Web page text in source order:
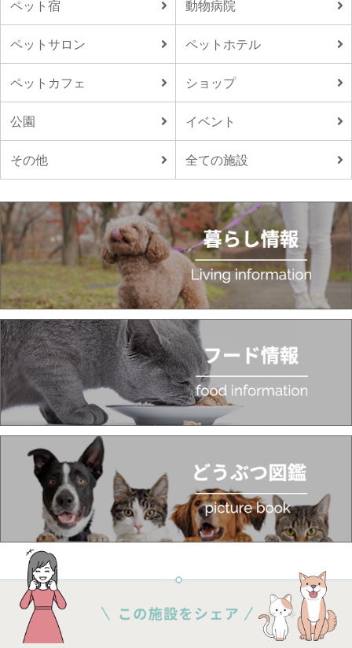
ペット宿 動物病院
ペットサロン ペットホテル
ペットカフェ ショップ
公園 イベント
その他 全ての施設